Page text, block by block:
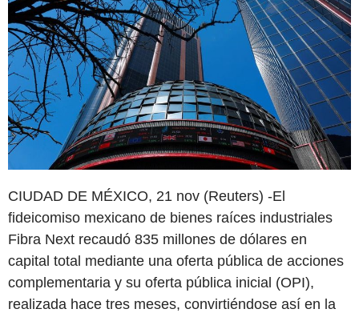
CIUDAD DE MÉXICO, 21 nov (Reuters) -El
fideicomiso mexicano de bienes raíces industriales
Fibra Next recaudó 835 millones de dólares en
capital total mediante una oferta pública de acciones
complementaria y su oferta pública inicial (OPI),
realizada hace tres meses, convirtiéndose así en la